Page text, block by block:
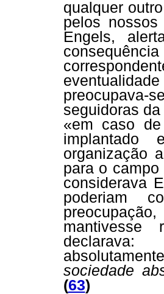
qualquer
pelos
Engels,
preocupava-
seguidoras
«em caso
organização
para o
considerava
poderiam
sociedade
(63)